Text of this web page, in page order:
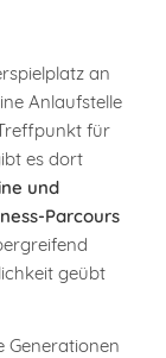
an
Anlaufstelle
für
es dort
und
Parcours
geübt
Generationen